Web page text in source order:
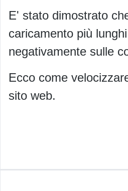
E' stato dimostrato
caricamento più
negativamente sulle
Ecco come
sito web.